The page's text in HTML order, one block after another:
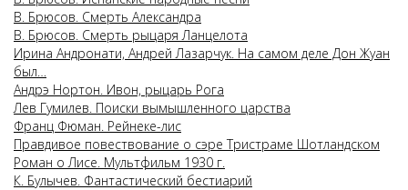
В. Брюсов. Смерть Александра
В. Брюсов. Смерть рыцаря Ланцелота
Ирина Андронати, Андрей Лазарчук. На самом деле Дон Жуан
был…
Андрэ Нортон. Ивон, рыцарь Рога
Лев Гумилев. Поиски вымышленного царства
Франц Фюман. Рейнеке-лис
Правдивое повествование о сэре Тристраме Шотландском
Роман о Лисе. Мультфильм 1930 г.
К. Булычев. Фантастический бестиарий